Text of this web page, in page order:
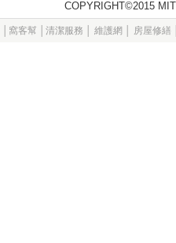
COPYRIGHT©2015
窩客幫 清潔服務 維護網 房屋修繕